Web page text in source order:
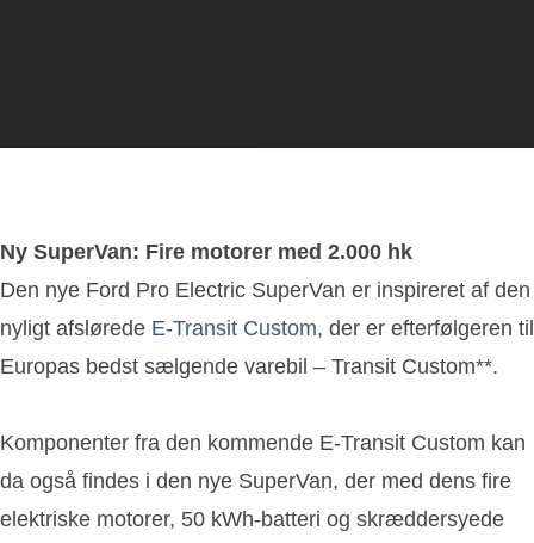
Ny SuperVan: Fire motorer med 2.000 hk
Den nye Ford Pro Electric SuperVan er inspireret af den
nyligt afslørede E-Transit Custom, der er efterfølgeren til
Europas bedst sælgende varebil – Transit Custom**.
Komponenter fra den kommende E-Transit Custom kan
da også findes i den nye SuperVan, der med dens fire
elektriske motorer, 50 kWh-batteri og skræddersyede